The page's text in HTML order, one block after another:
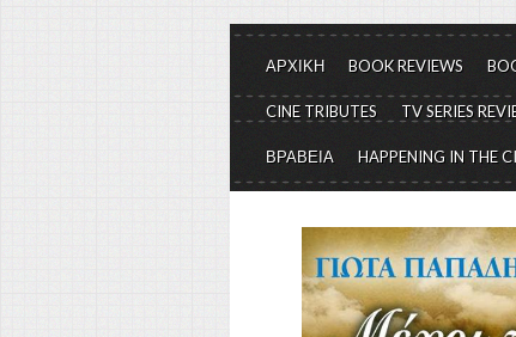
ΑΡΧΙΚΗ BOOK REVIEWS
CINE TRIBUTES TV SERIES
ΒΡΑΒΕΙΑ HAPPENING IN THE